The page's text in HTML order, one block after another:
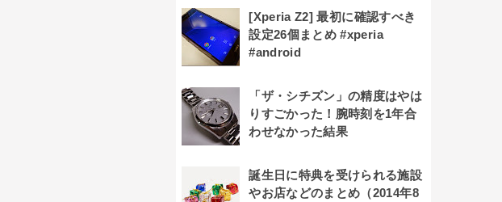
[Xperia Z2] 最初に確認すべき
設定26個まとめ #xperia
#android
「ザ・シチズン」の精度はやは
りすごかった！腕時刻を1年合
わせなかった結果
誕生日に特典を受けられる施設
やお店などのまとめ（2014年8